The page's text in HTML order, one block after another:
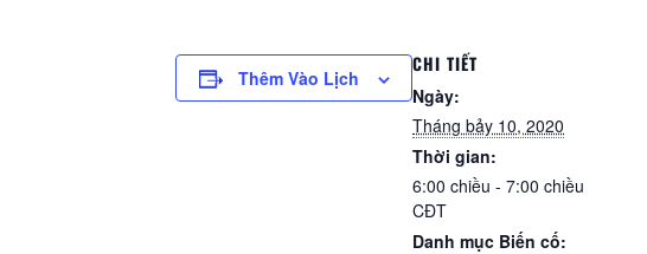
Thêm Vào Lịch
CHI TIẾT
Ngày:
Tháng bảy 10, 2020
Thời gian:
6:00 chiều - 7:00 chiều
CĐT
Danh mục Biến cố: